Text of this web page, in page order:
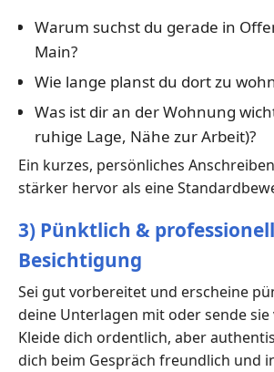
Warum suchst du gerade in
Main?
Wie lange planst du dort zu
Was ist dir an der Wohnung
ruhige Lage, Nähe zur Arbeit)?
Ein kurzes, persönliches
stärker hervor als eine
3) Pünktlich &
Besichtigung
Sei gut vorbereitet und erscheine
deine Unterlagen mit oder sende
Kleide dich ordentlich, aber
dich beim Gespräch freundlich und